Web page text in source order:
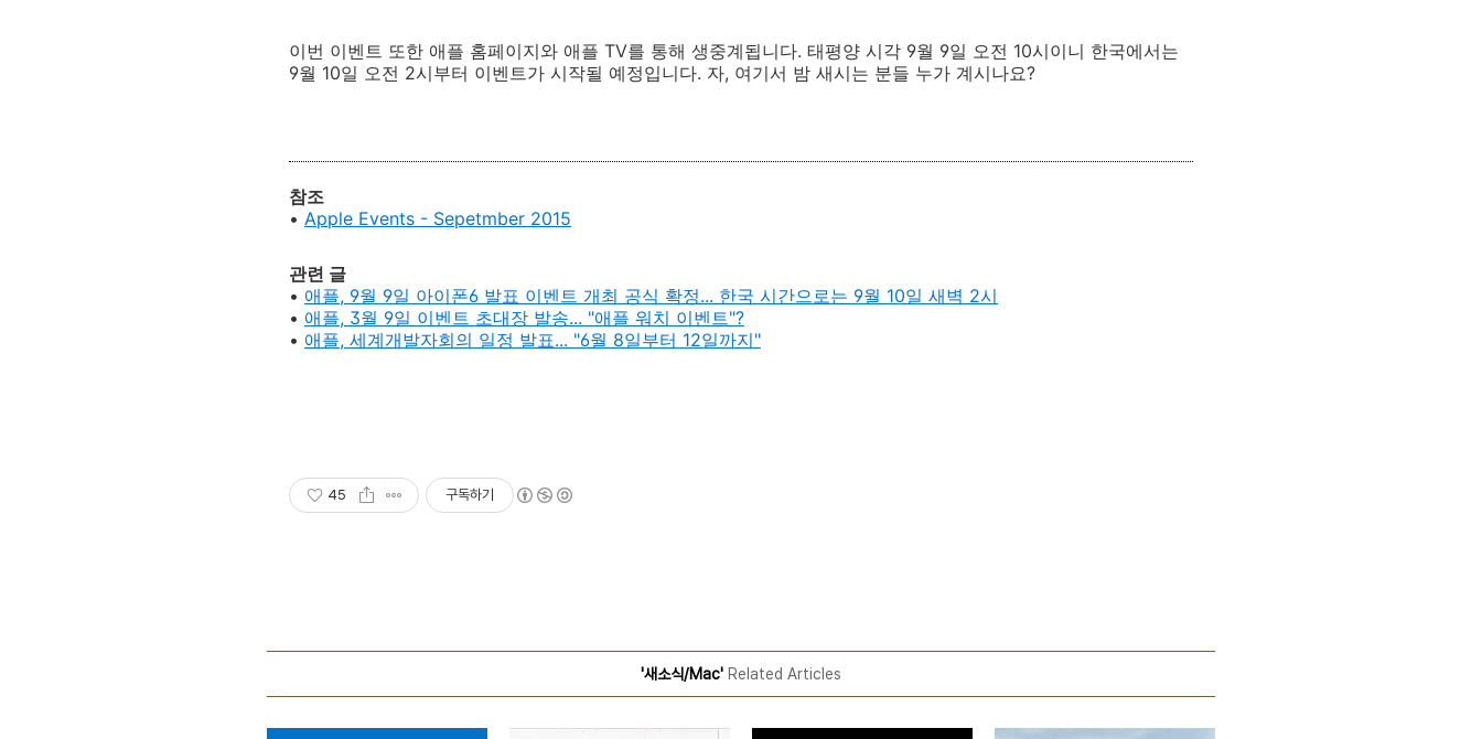
이번 이벤트 또한 애플 홈페이지와 애플 TV를 통해 생중계됩니다. 태평양 시각 9월 9일 오전 10시이니 한국에서는
9월 10일 오전 2시부터 이벤트가 시작될 예정입니다. 자, 여기서 밤 새시는 분들 누가 계시나요?
참조
• Apple Events - Sepetmber 2015
관련 글
• 애플, 9월 9일 아이폰6 발표 이벤트 개최 공식 확정... 한국 시간으로는 9월 10일 새벽 2시
• 애플, 3월 9일 이벤트 초대장 발송... "애플 워치 이벤트"?
• 애플, 세계개발자회의 일정 발표... "6월 8일부터 12일까지"
45 구독하기
'새소식/Mac' Related Articles